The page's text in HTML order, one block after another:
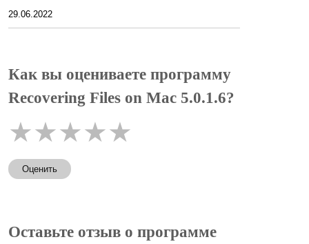
29.06.2022
Как вы оцениваете программу
Recovering Files on Mac 5.0.1.6?
★★★★★
Оценить
Оставьте отзыв о программе